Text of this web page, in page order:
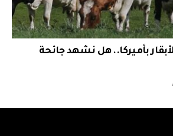
بأميركا.. هل نشهد جائحة